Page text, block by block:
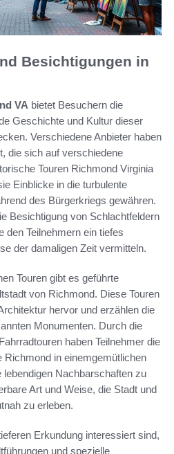
Besichtigungen in
VA bietet Besuchern die
Geschichte und Kultur dieser
Verschiedene Anbieter haben
die sich auf verschiedene
Touren Richmond Virginia
Einblicke in die turbulente
des Bürgerkriegs gewähren.
Besichtigung von Schlachtfeldern
den Teilnehmern ein tiefes
der damaligen Zeit vermitteln.
Touren gibt es geführte
von Richmond. Diese Touren
hervor und erzählen die
Monumenten. Durch die
haben Teilnehmer die
in einemgemütlichen
lebendigen Nachbarschaften zu
Art und Weise, die Stadt und
zu erleben.
Erkundung interessiert sind,
und spezielle